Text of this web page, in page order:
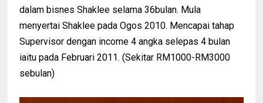
dalam bisnes Shaklee selama 36bulan. Mula
menyertai Shaklee pada Ogos 2010. Mencapai tahap
Supervisor dengan income 4 angka selepas 4 bulan
iaitu pada Februari 2011. (Sekitar RM1000-RM3000
sebulan)